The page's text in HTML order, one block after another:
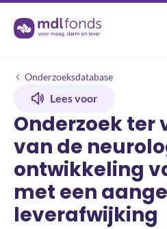
Terug naar de homepage
Onderzoeken
Onderzoeksdatabase
Onderzoek ter verbetering van de
Lees voor
Onderzoek ter
van de
ontwikkeling
met een
leverafwijking